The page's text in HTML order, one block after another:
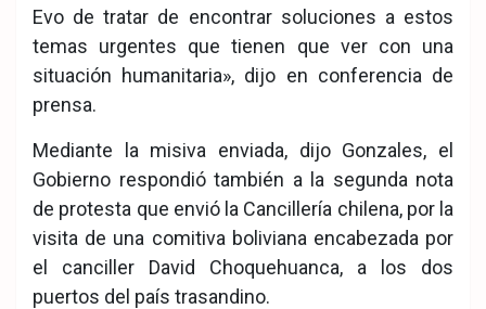
Evo de tratar de encontrar soluciones a estos
temas urgentes que tienen que ver con una
situación humanitaria», dijo en conferencia de
prensa.
Mediante la misiva enviada, dijo Gonzales, el
Gobierno respondió también a la segunda nota
de protesta que envió la Cancillería chilena, por la
visita de una comitiva boliviana encabezada por
el canciller David Choquehuanca, a los dos
puertos del país trasandino.